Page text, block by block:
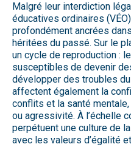
Malgré leur interdiction
éducatives ordinaires
profondément ancrées
héritées du passé. Sur le
un cycle de reproduction :
susceptibles de devenir
développer des troubles
affectent également la
conflits et la santé
ou agressivité. À l’échelle
perpétuent une culture de
avec les valeurs d’égalité